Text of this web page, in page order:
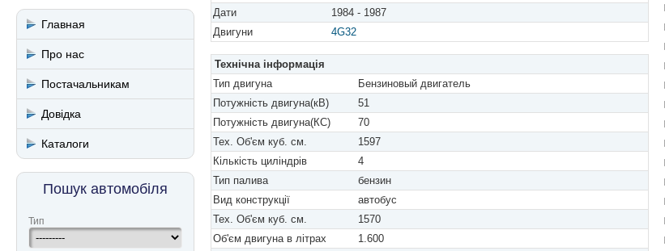
Главная
Про нас
Постачальникам
Довідка
Каталоги
Пошук автомобіля
Тип
Дати
1984 - 1987
Двигуни
4G32
Технічна інформація
Тип двигуна
Бензиновый двигатель
Потужність двигуна(кВ)
51
Потужність двигуна(КС)
70
Тех. Об'єм куб. см.
1597
Кількість циліндрів
4
Тип палива
бензин
Вид конструкції
автобус
Тех. Об'єм куб. см.
1570
Об'єм двигуна в літрах
1.600